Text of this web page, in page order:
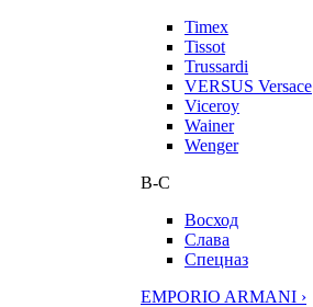
Timex
Tissot
Trussardi
VERSUS Versace
Viceroy
Wainer
Wenger
В-С
Восход
Слава
Спецназ
EMPORIO ARMANI ›